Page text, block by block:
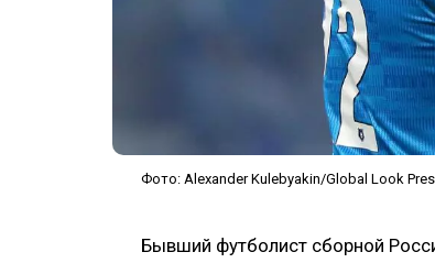
Фото: Alexander Kulebyakin/Global Look
Бывший футболист сборной